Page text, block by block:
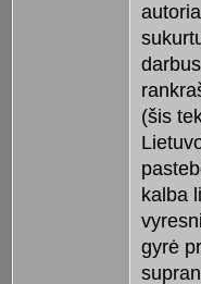
(šis
kalba
gyrė